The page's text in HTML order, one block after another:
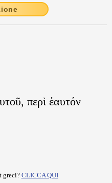
περὶ ἑαυτόν
greci? CLICCA QUI